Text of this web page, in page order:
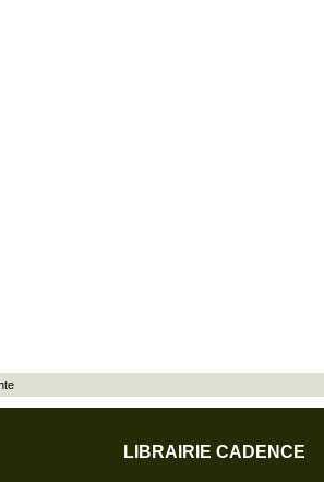
LIBRAIRIE CADENCE